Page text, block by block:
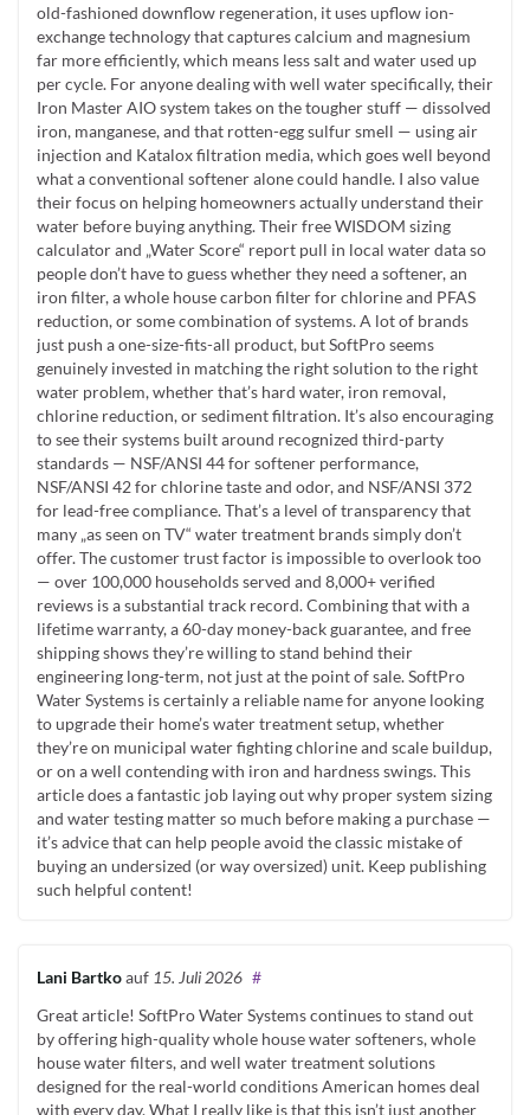
old-fashioned downflow regeneration, it uses upflow ion-
exchange technology that captures calcium and magnesium
far more efficiently, which means less salt and water used up
per cycle. For anyone dealing with well water specifically, their
Iron Master AIO system takes on the tougher stuff — dissolved
iron, manganese, and that rotten-egg sulfur smell — using air
injection and Katalox filtration media, which goes well beyond
what a conventional softener alone could handle. I also value
their focus on helping homeowners actually understand their
water before buying anything. Their free WISDOM sizing
calculator and „Water Score“ report pull in local water data so
people don’t have to guess whether they need a softener, an
iron filter, a whole house carbon filter for chlorine and PFAS
reduction, or some combination of systems. A lot of brands
just push a one-size-fits-all product, but SoftPro seems
genuinely invested in matching the right solution to the right
water problem, whether that’s hard water, iron removal,
chlorine reduction, or sediment filtration. It’s also encouraging
to see their systems built around recognized third-party
standards — NSF/ANSI 44 for softener performance,
NSF/ANSI 42 for chlorine taste and odor, and NSF/ANSI 372
for lead-free compliance. That’s a level of transparency that
many „as seen on TV“ water treatment brands simply don’t
offer. The customer trust factor is impossible to overlook too
— over 100,000 households served and 8,000+ verified
reviews is a substantial track record. Combining that with a
lifetime warranty, a 60-day money-back guarantee, and free
shipping shows they’re willing to stand behind their
engineering long-term, not just at the point of sale. SoftPro
Water Systems is certainly a reliable name for anyone looking
to upgrade their home’s water treatment setup, whether
they’re on municipal water fighting chlorine and scale buildup,
or on a well contending with iron and hardness swings. This
article does a fantastic job laying out why proper system sizing
and water testing matter so much before making a purchase —
it’s advice that can help people avoid the classic mistake of
buying an undersized (or way oversized) unit. Keep publishing
such helpful content!
Lani Bartkoauf 15. Juli 2026 #
Great article! SoftPro Water Systems continues to stand out
by offering high-quality whole house water softeners, whole
house water filters, and well water treatment solutions
designed for the real-world conditions American homes deal
with every day. What I really like is that this isn’t just another